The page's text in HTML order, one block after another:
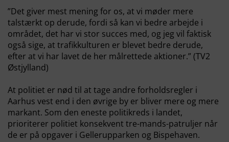
”Det giver mest mening for os, at vi møder mere
talstærkt op derude, fordi så kan vi bedre arbejde i
området, det har vi stor succes med, og jeg vil faktisk
også sige, at trafikkulturen er blevet bedre derude,
efter at vi har lavet de her målrettede aktioner.” (TV2
Østjylland)
At politiet er nød til at tage andre forholdsregler i
Aarhus vest end i den øvrige by er bliver mere og mere
markant. Som den eneste politikreds i landet,
prioriterer politiet konsekvent tre-mands-patruljer når
de er på opgaver i Gellerupparken og Bispehaven.